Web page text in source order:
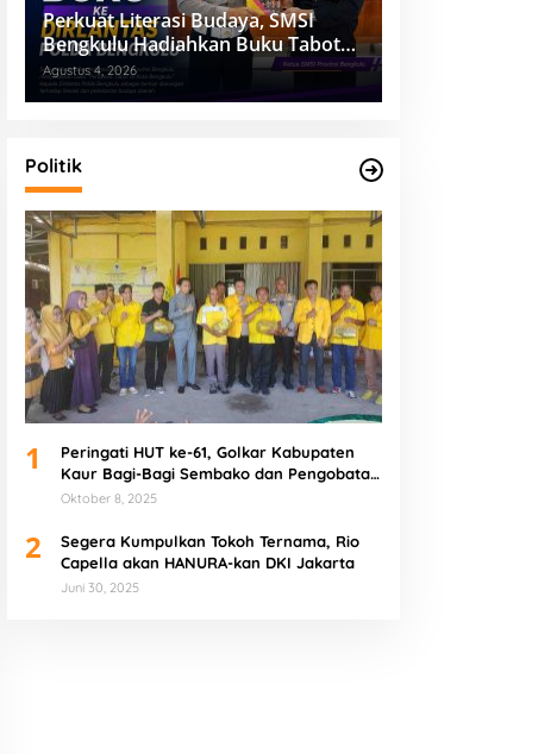
Perkuat Literasi Budaya, SMSI
Bengkulu Hadiahkan Buku Tabot
untuk Dirlantas Polda
Agustus 4, 2026
Politik
1
Peringati HUT ke-61, Golkar Kabupaten
Kaur Bagi-Bagi Sembako dan Pengobatan
Gratis
Oktober 8, 2025
2
Segera Kumpulkan Tokoh Ternama, Rio
Capella akan HANURA-kan DKI Jakarta
Juni 30, 2025